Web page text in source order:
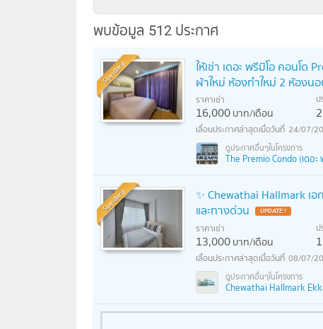
พบข้อมูล 512 ประกาศ
Standard
ให้เช่า เดอะ พรีมิโอ คอนโด
ผ้าใหม่ ห้องทำใหม่ 2 ห้องน
ราคาเช่า
16,000บาท/เดือน
ป
24/07/
The Premio Condo (เดอ
Standard
✨ Chewathai Hallmark เ
และทางด่วน
UPDATE !
ราคาเช่า
13,000บาท/เดือน
ป
08/07/
Chewathai Hallmark